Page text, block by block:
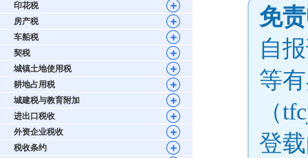
印花税
房产税
车船税
契税
城镇土地使用税
耕地占用税
城建税与教育附加
进出口税收
外资企业税收
税收条约
免
自
等
（
登